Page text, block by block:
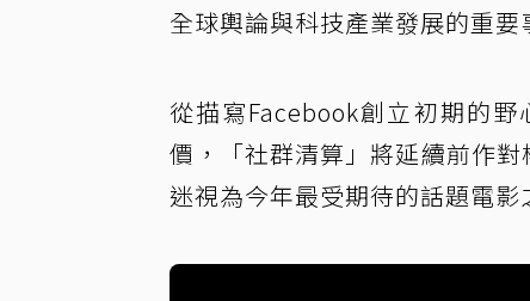
全球輿論與科技產業發展的重要
從描寫Facebook創立初期的
價，「社群清算」將延續前作
迷視為今年最受期待的話題電